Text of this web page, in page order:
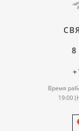
8
Время
19:00